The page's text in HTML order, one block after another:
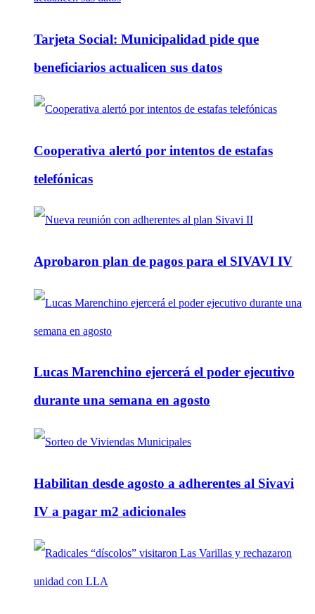
Tarjeta Social: Municipalidad pide que
beneficiarios actualicen sus datos
Cooperativa alertó por intentos de estafas
telefónicas
Aprobaron plan de pagos para el SIVAVI IV
Lucas Marenchino ejercerá el poder ejecutivo
durante una semana en agosto
Habilitan desde agosto a adherentes al Sivavi
IV a pagar m2 adicionales